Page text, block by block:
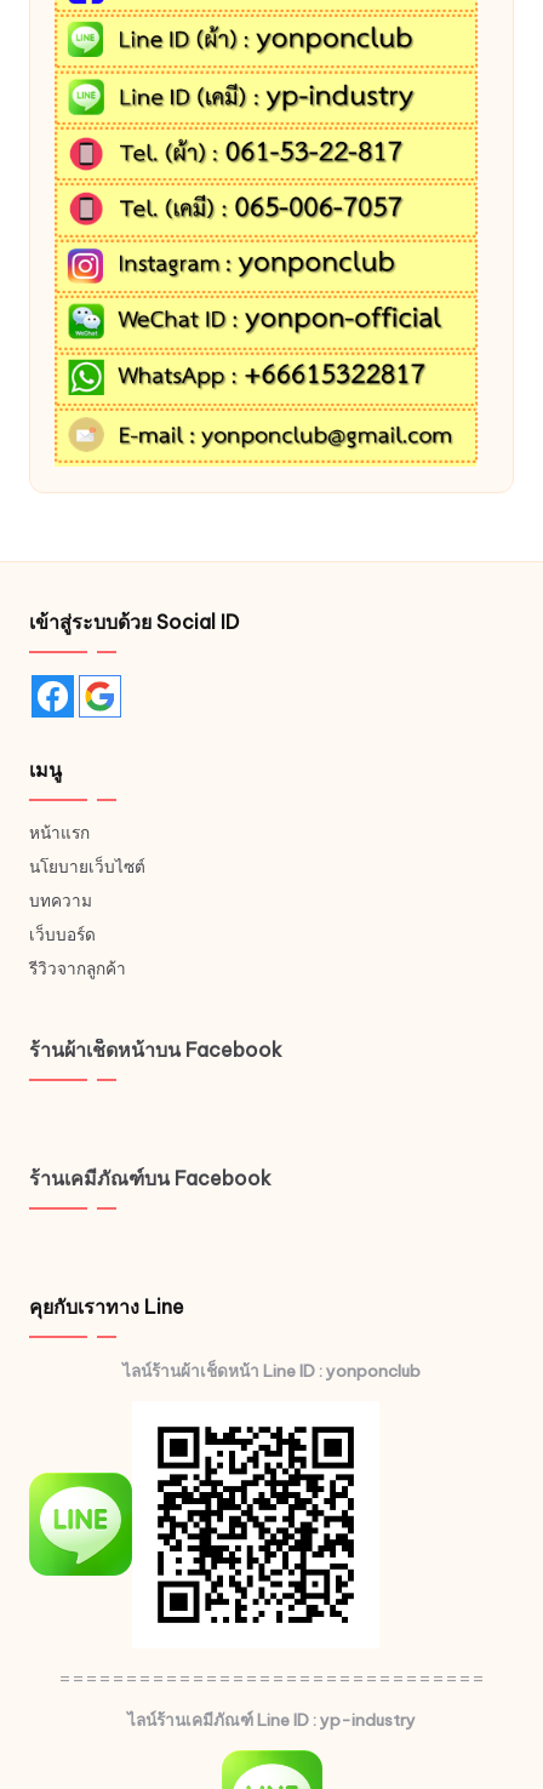
เข้าสู่ระบบด้วย Social ID
เมนู
หน้าแรก
นโยบายเว็บไซต์
บทความ
เว็บบอร์ด
รีวิวจากลูกค้า
ร้านผ้าเช็ดหน้าบน Facebook
ร้านเคมีภัณฑ์บน Facebook
คุยกับเราทาง Line
ไลน์ร้านผ้าเช็ดหน้า Line ID : yonponclub
================================
ไลน์ร้านเคมีภัณฑ์ Line ID : yp-industry